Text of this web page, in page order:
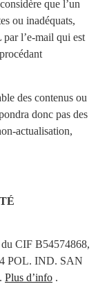
que l’un
ou inadéquats,
l’e-mail qui est
des contenus ou
donc pas des
actualisation,
CIF B54574868,
POL. IND. SAN
Plus d’info .